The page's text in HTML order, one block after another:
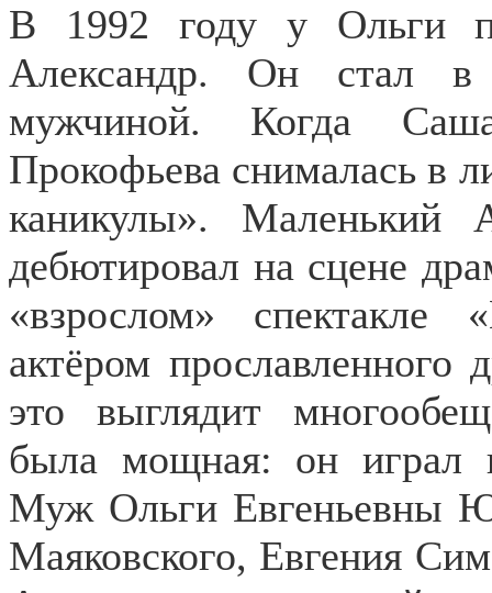
В 1992 году у Ольги
Александр. Он стал
мужчиной. Когда
Прокофьева снималась в
каникулы». Маленький
дебютировал на сцене
«взрослом» спектакле
актёром прославленного
это выглядит
была мощная: он играл
Муж Ольги Евгеньевны
Маяковского, Евгения